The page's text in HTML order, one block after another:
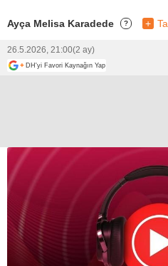
Ayça Melisa Karadede ? +
26.5.2026, 21:00(2 ay)
+ DH'yi Favori Kaynağın Yap